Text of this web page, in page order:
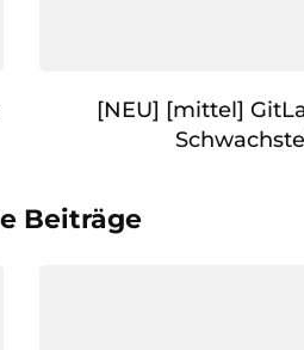
[NEU] [mittel]
Beiträge